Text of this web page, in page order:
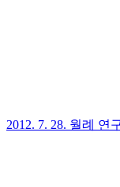
2012. 7. 28. 월례 연